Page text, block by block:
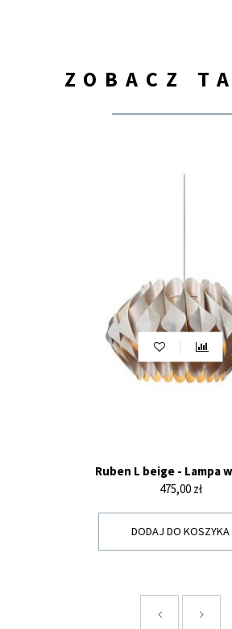
ZOBACZ
Ruben L beige - Lampa
Cena
475,00 zł
DODAJ DO KOSZYKA